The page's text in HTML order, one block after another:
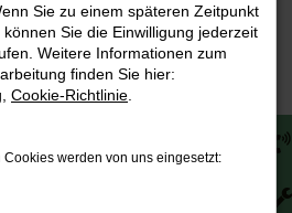
in
Sie zu einem späteren Zeitpunkt
Sie die Einwilligung jederzeit
Weitere Informationen zum
finden Sie hier:
Cookie-Richtlinie
werden von uns eingesetzt: